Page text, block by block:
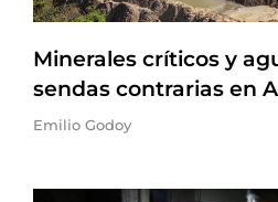
Minerales críticos y
sendas contrarias en
Emilio Godoy